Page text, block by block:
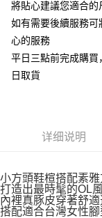
將貼心建議您適合
如有需要後續服務
心的服務
平日三點前完成購
日取貨
详细说明
小方頭鞋楦搭配素
打造出最時髦的OL
內裡真豚皮穿著舒
搭配適合台灣女性